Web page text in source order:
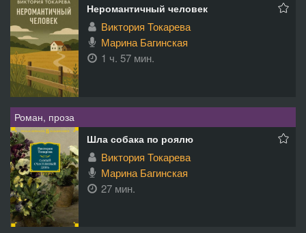
Неромантичный человек
Виктория Токарева
Марина Багинская
1 ч. 57 мин.
Роман, проза
Шла собака по роялю
Виктория Токарева
Марина Багинская
27 мин.